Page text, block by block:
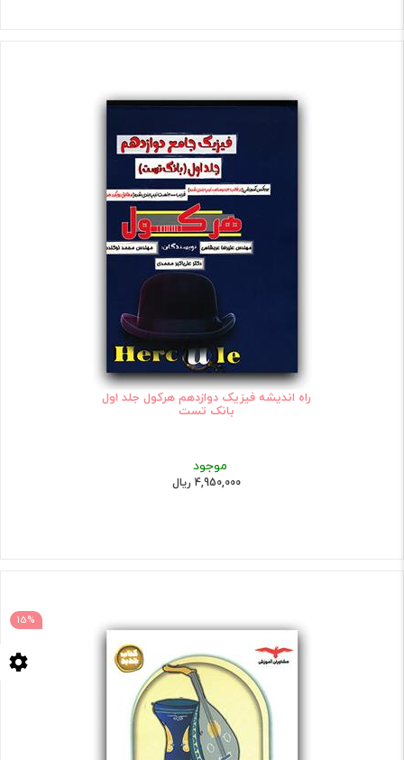
راه اندیشه فیزیک دوازدهم هرکول جلد اول
بانک تست
موجود
4,950,000 ریال
15%